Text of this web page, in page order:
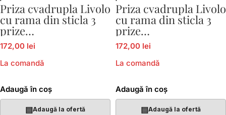
Priza cvadrupla Livolo
cu rama din sticla 3
prize
simple+TV/internet
VL-C7-C4EU/VC-11
172,00 lei
La comandă
Adaugă în coș
▤Adaugă la ofertă
Priza cvadrupla Livolo
cu rama din sticla 3
prize
simple+TV/internet
VL-C7-C4EU/VC-12
172,00 lei
La comandă
Adaugă în coș
▤Adaugă la ofertă